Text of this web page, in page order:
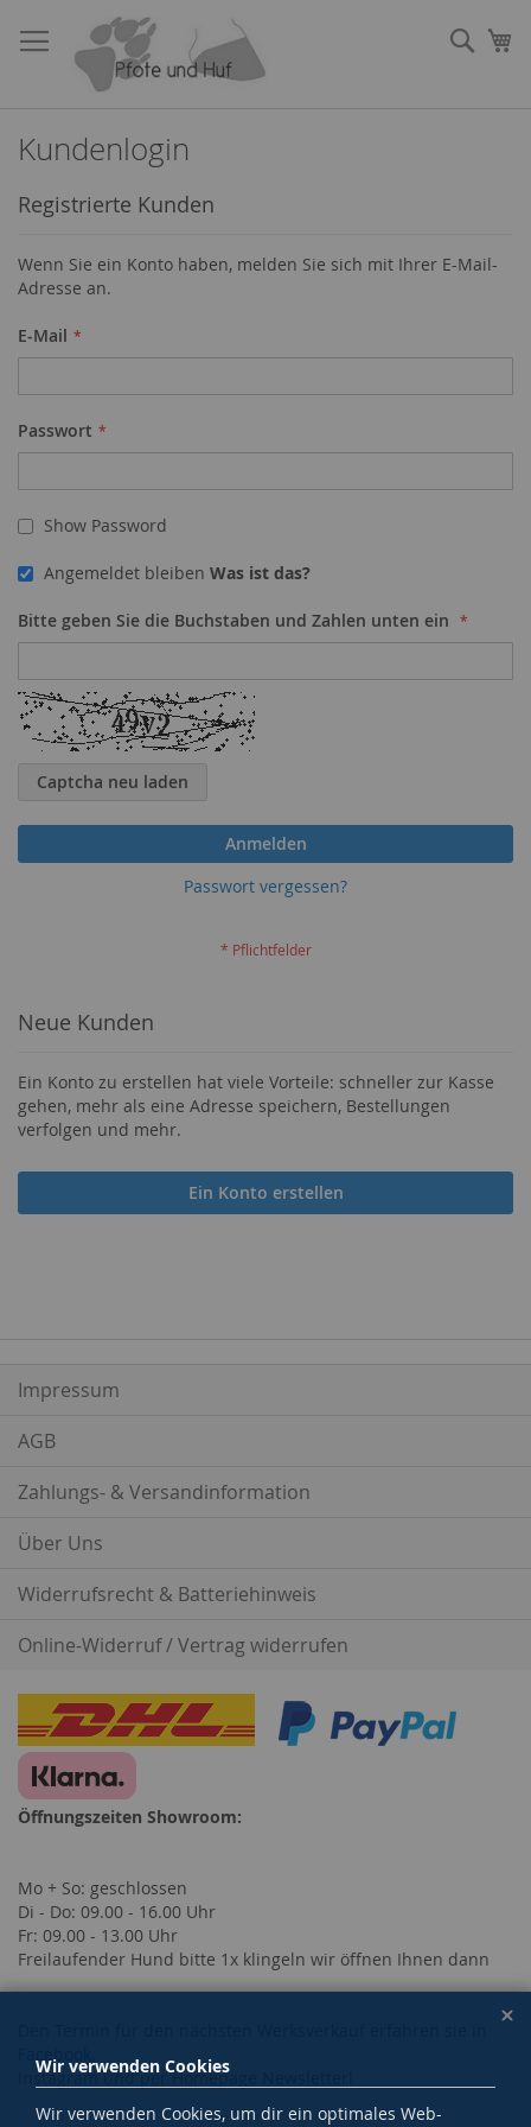
zum
Inhalt
Kundenlogin
Registrierte Kunden
Wenn Sie ein Konto haben, melden Sie sich mit Ihrer E-Mail-
Adresse an.
E-Mail
Passwort
Show Password
Angemeldet bleiben Was ist das?
Bitte geben Sie die Buchstaben und Zahlen unten ein
Captcha neu laden
Anmelden
Passwort vergessen?
Neue Kunden
Ein Konto zu erstellen hat viele Vorteile: schneller zur Kasse
gehen, mehr als eine Adresse speichern, Bestellungen
verfolgen und mehr.
Ein Konto erstellen
Impressum
AGB
Zahlungs- & Versandinformation
Über Uns
Widerrufsrecht & Batteriehinweis
Online-Widerruf / Vertrag widerrufen
Öffnungszeiten Showroom:
Mo + So: geschlossen
Di - Do: 09.00 - 16.00 Uhr
Fr: 09.00 - 13.00 Uhr
Freilaufender Hund bitte 1x klingeln wir öffnen Ihnen dann
Facebook,
Instagram und per Homepage Newsletter!
Wir verwenden Cookies
Wir verwenden Cookies, um dir ein optimales Web-